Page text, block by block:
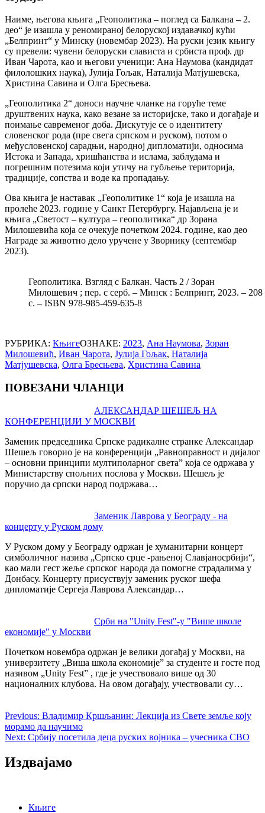
Наиме, његова књига „Геополитика – поглед са Балкана – 2.
део“ је изашла у реномираној белоруској издавачкој кући
„Белпринт“ у Минску (новембар 2023). На руски језик књигу
су превели: чувени белоруски слависта и србиста проф. др
Иван Чарота, као и његови ученици: Ана Наумова (кандидат
филолошких наука), Јулија Гољак, Наталија Матјушевска,
Христина Савина и Олга Бресњева.
„Геополитика 2“ доноси научне чланке на горуће теме
друштвених наука, како везане за историјске, тако и догађаје и
поимање савременог доба. Дискутује се о идентитету
словенског рода (пре свега српском и руском), потом о
међусловенској сарадњи, народној дипломатији, односима
Истока и Запада, хришћанства и ислама, заблудама и
погрешним потезима који утичу на губљење територија,
традиције, сопства и воде ка пропадању.
Ова књига је наставак „Геополитике 1“ која је изашла на
пролеће 2023. године у Санкт Петербургу. Најављена је и
књига „Светост – култура – геополитика“ др Зорана
Милошевића која се очекује почетком 2024. године, као део
Награде за животно дело уручене у Зворнику (септембар
2023).
Геополитика. Взгляд с Балкан. Часть 2 / Зоран
Милошевич ; пер. с серб. – Минск : Белпринт, 2023. – 208
с. – ISBN 978-985-459-635-8
РУБРИКА: КњигеОЗНАКЕ: 2023, Ана Наумова, Зоран
Милошевић, Иван Чарота, Јулија Гољак, Наталија
Матјушевска, Олга Бресњева, Христина Савина
ПОВЕЗАНИ ЧЛАНЦИ
АЛЕКСАНДАР ШЕШЕЉ НА
КОНФЕРЕНЦИЈИ У МОСКВИ
Заменик председника Српске радикалне странке Александар
Шешељ говорио је на конференцији „Равноправност и дијалог
– основни принципи мултиполарног света” која се одржава у
Министарству спољних послова у Москви. Шешељ је
поручио да српски народ подржава…
Заменик Лаврова у Београду - на
концерту у Руском дому
У Руском дому у Београду одржан је хуманитарни концерт
симболичног назива „Српско срце -рањеној Славјаносрбији“,
као мали гест жеље српског народа да помогне страдалима у
Донбасу. Концерту присуствују заменик руског шефа
дипломатије Сергеја Лаврова Александар…
Срби на "Unity Fest"-у "Више школе
економије" у Москви
Почетком новембра одржан је велики догађај у Москви, на
универзитету „Виша школа економије” за студенте и госте под
називом „Unity Fest” , где је учествовало више од 30
националних клубова. На овом догађају, учествовали су…
navigation
Previous: Владимир Кршљанин: Лекција из Свете земље коју
морамо да научимо
Next: Србију посетила деца руских војника – учесника СВО
Издвајамо
Књиге